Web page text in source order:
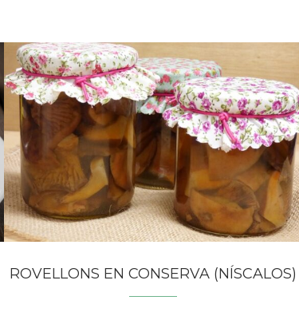
ROVELLONS EN CONSERVA (NÍSCALOS)